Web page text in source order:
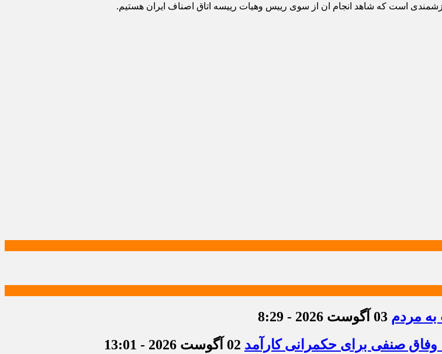
است که شاهد انجام ان از سوی رییس وهیات رییسه اتاق اصناف ایران هستیم.
به مردم 03 آگوست 2026 - 8:29
وفاق صنفی برای حکمرانی کارآمد 02 آگوست 2026 - 13:01